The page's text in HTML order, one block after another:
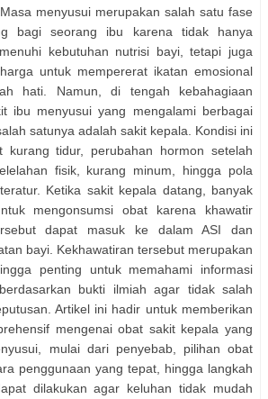
menyusui merupakan salah satu fase
bagi seorang ibu karena tidak hanya
kebutuhan nutrisi bayi, tetapi juga
untuk mempererat ikatan emosional
hati. Namun, di tengah kebahagiaan
ibu menyusui yang mengalami berbagai
satunya adalah sakit kepala. Kondisi ini
kurang tidur, perubahan hormon setelah
fisik, kurang minum, hingga pola
Ketika sakit kepala datang, banyak
mengonsumsi obat karena khawatir
dapat masuk ke dalam ASI dan
bayi. Kekhawatiran tersebut merupakan
penting untuk memahami informasi
bukti ilmiah agar tidak salah
Artikel ini hadir untuk memberikan
mengenai obat sakit kepala yang
mulai dari penyebab, pilihan obat
penggunaan yang tepat, hingga langkah
dilakukan agar keluhan tidak mudah